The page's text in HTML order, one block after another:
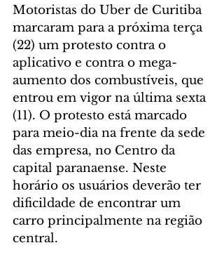
Motoristas do Uber de Curitiba
marcaram para a próxima terça
(22) um protesto contra o
aplicativo e contra o mega-
aumento dos combustíveis, que
entrou em vigor na última sexta
(11). O protesto está marcado
para meio-dia na frente da sede
das empresa, no Centro da
capital paranaense. Neste
horário os usuários deverão ter
dificildade de encontrar um
carro principalmente na região
central.